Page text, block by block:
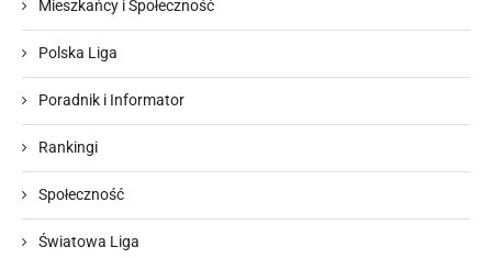
Mieszkańcy i Społeczność
Polska Liga
Poradnik i Informator
Rankingi
Społeczność
Światowa Liga